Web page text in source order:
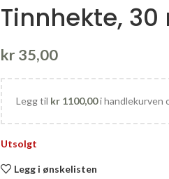
Tinnhekte,
kr 35,00
Legg til kr1100,00i handlekurven
Utsolgt
Legg i ønskelisten